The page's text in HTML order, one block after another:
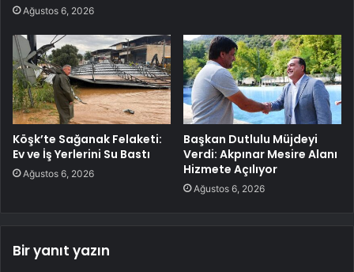
Ağustos 6, 2026
Köşk’te Sağanak Felaketi:
Ev ve İş Yerlerini Su Bastı
Ağustos 6, 2026
Başkan Dutlulu Müjdeyi
Verdi: Akpınar Mesire Alanı
Hizmete Açılıyor
Ağustos 6, 2026
Bir yanıt yazın